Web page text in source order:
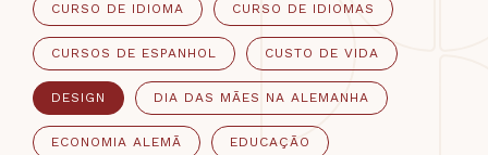
CURSO DE IDIOMA CURSO DE IDIOMAS
CURSOS DE ESPANHOL CUSTO DE VIDA
DESIGN DIA DAS MÃES NA ALEMANHA
ECONOMIA ALEMÃ EDUCAÇÃO